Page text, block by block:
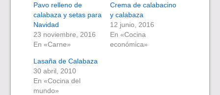
Pavo relleno de
calabaza y setas para
Navidad
23 noviembre, 2016
En «Carne»
Crema de calabacino
y calabaza
12 junio, 2016
En «Cocina
económica»
Lasaña de Calabaza
30 abril, 2010
En «Cocina del
mundo»